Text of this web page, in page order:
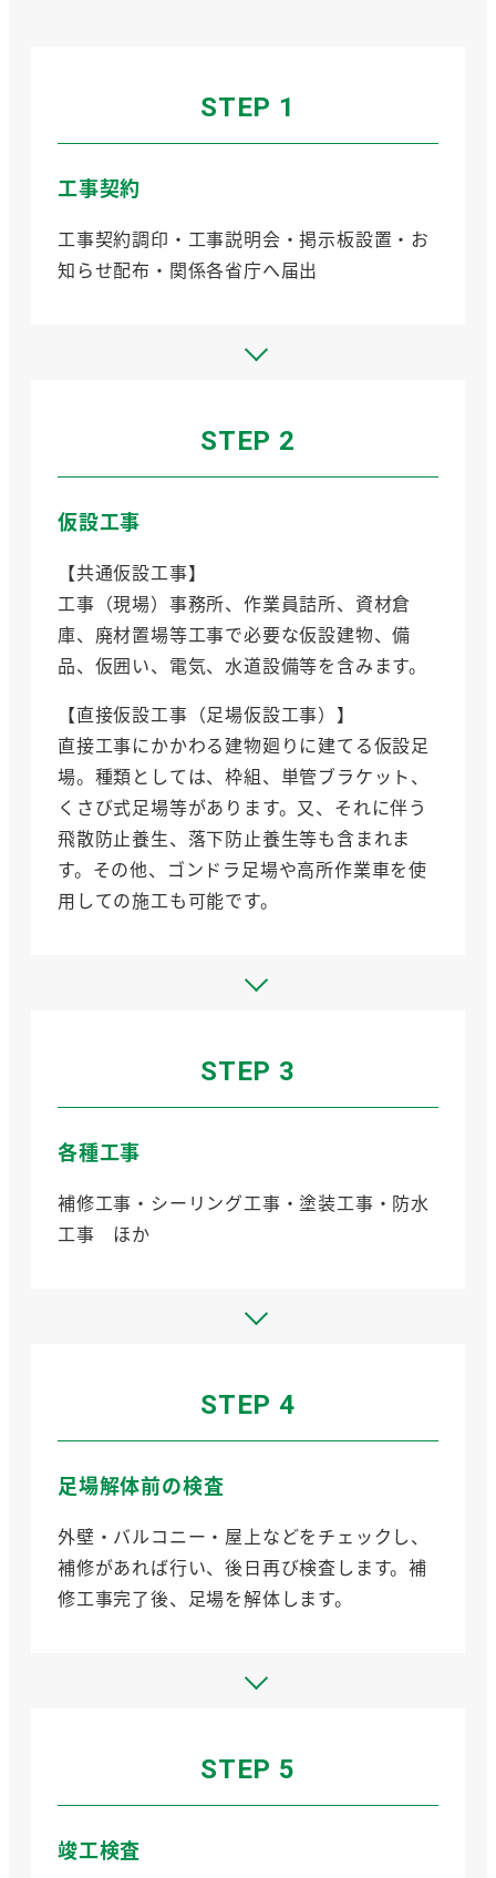
STEP 1
工事契約
工事契約調印・工事説明会・掲示板設置・お
知らせ配布・関係各省庁へ届出
STEP 2
仮設工事
【共通仮設工事】
工事（現場）事務所、作業員詰所、資材倉
庫、廃材置場等工事で必要な仮設建物、備
品、仮囲い、電気、水道設備等を含みます。
【直接仮設工事（足場仮設工事）】
直接工事にかかわる建物廻りに建てる仮設足
場。種類としては、枠組、単管ブラケット、
くさび式足場等があります。又、それに伴う
飛散防止養生、落下防止養生等も含まれま
す。その他、ゴンドラ足場や高所作業車を使
用しての施工も可能です。
STEP 3
各種工事
補修工事・シーリング工事・塗装工事・防水
工事 ほか
STEP 4
足場解体前の検査
外壁・バルコニー・屋上などをチェックし、
補修があれば行い、後日再び検査します。補
修工事完了後、足場を解体します。
STEP 5
竣工検査